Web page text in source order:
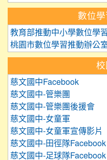
數位
教育部推動中小學數位學
桃園市數位學習推動辦公
慈文國中Facebook
慈文國中-管樂團
慈文國中-管樂團後援會
慈文國中-女童軍
慈文國中-女童軍宣傳影片
慈文國中-田徑隊Facebook
慈文國中-足球隊Facebook